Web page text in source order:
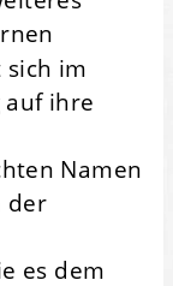
sich im
auf ihre
Namen
der
es dem